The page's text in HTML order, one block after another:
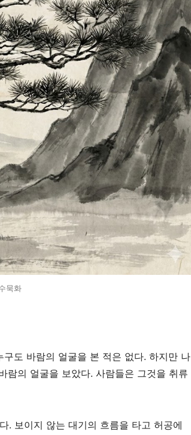
묵화
도 바람의 얼굴을 본 적은 없다. 하지만 나
람의 얼굴을 보았다. 사람들은 그것을 취류
. 보이지 않는 대기의 흐름을 타고 허공에